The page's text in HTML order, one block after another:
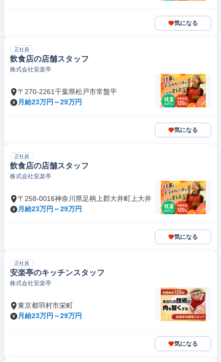
気になる
正社員
飲食店の店舗スタッフ
株式会社安楽亭
〒270-2261千葉県松戸市常盤平
月給23万円～29万円
気になる
正社員
飲食店の店舗スタッフ
株式会社安楽亭
〒258-0016神奈川県足柄上郡大井町上大井
月給23万円～29万円
気になる
正社員
安楽亭のキッチンスタッフ
株式会社安楽亭
東京都羽村市栄町
月給23万円～29万円
気になる